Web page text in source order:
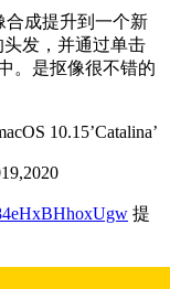
合成提升到一个新
头发，并通过单击
。是抠像很不错的
10.15’Catalina’
提